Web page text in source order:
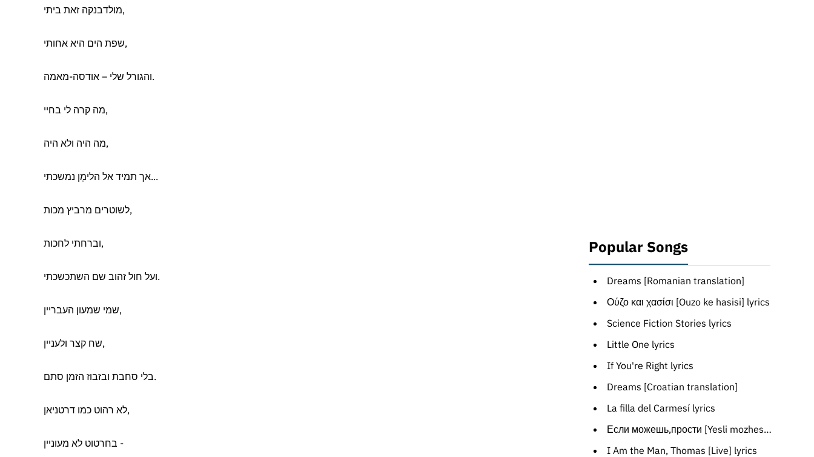
מולדבנקה זאת ביתי,
שפת הים היא אחותי,
והגורל שלי – אודסה-מאמה.
מה קרה לי בחיי,
מה היה ולא היה,
אך תמיד אל הלימָן נמשכתי...
לשוטרים מרביץ מכות,
וברחתי לחכות,
ועל חול זהוב שם השתכשכתי.
שמי שמעון העבריין,
שח קצר ולעניין,
בלי סחבת ובזבוז הזמן סתם.
לא רהוט כמו דרטניאן,
בחרטוט לא מעוניין -
Popular Songs
Dreams [Romanian translation]
Ούζο και χασίσι [Ouzo ke hasisi] lyrics
Science Fiction Stories lyrics
Little One lyrics
If You're Right lyrics
Dreams [Croatian translation]
La filla del Carmesí lyrics
Если можешь,прости [Yesli mozhesh', prosti] lyrics
I Am the Man, Thomas [Live] lyrics